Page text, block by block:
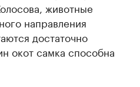
животные
направления
достаточно
окот самка способна